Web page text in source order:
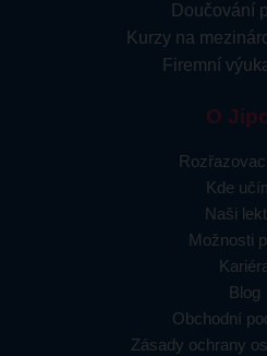
Doučování
Kurzy na
Firemní
O
Kde
Naši
Možnosti
Blog
Obchodní
Zásady ochrany